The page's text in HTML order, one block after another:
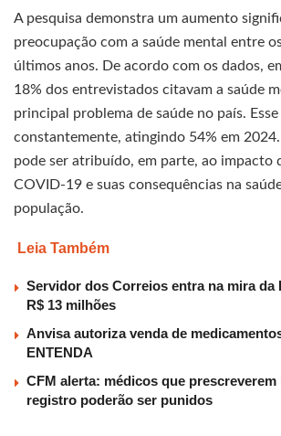
A pesquisa demonstra um aumento
preocupação com a saúde mental entre
últimos anos. De acordo com os dados,
18% dos entrevistados citavam a saúde
principal problema de saúde no país.
constantemente, atingindo 54% em
pode ser atribuído, em parte, ao impacto
COVID-19 e suas consequências na
população.
Leia Também
Servidor dos Correios entra na mira da
R$ 13 milhões
Anvisa autoriza venda de
ENTENDA
CFM alerta: médicos que
registro poderão ser punidos